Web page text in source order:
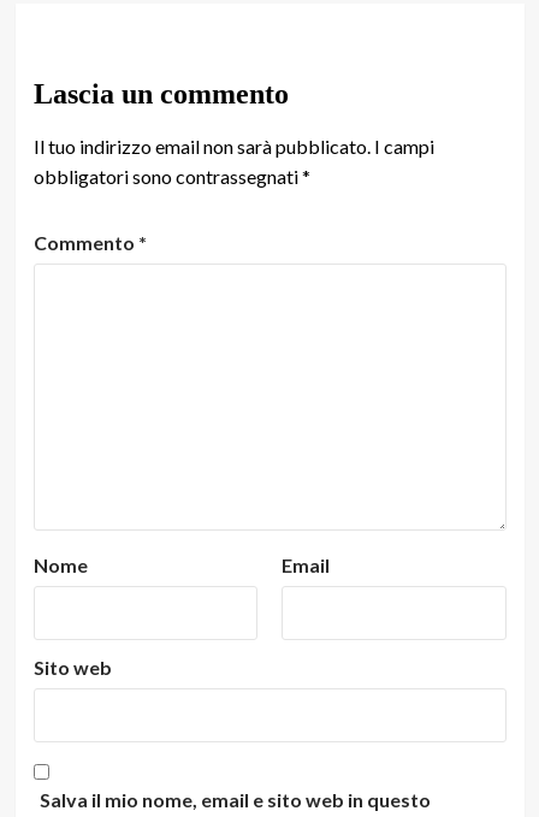
Lascia un commento
Il tuo indirizzo email non sarà pubblicato. I campi
obbligatori sono contrassegnati*
Commento *
Nome Email
Sito web
Salva il mio nome, email e sito web in questo